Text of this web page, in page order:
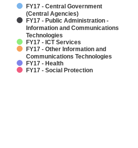
FY17 - Central Government
(Central Agencies)
FY17 - Public Administration -
Information and Communications
Technologies
FY17 - ICT Services
FY17 - Other Information and
Communications Technologies
FY17 - Health
FY17 - Social Protection